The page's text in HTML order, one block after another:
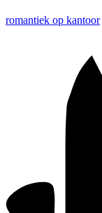
romantiek op kantoor